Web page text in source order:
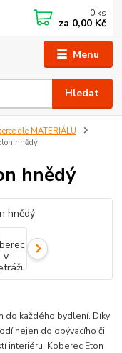
Menu
Hledat
0 ks
za 0,00 Kč
dle MATERIÁLU
hnědý
hnědý
do každého bydlení. Díky
nejen do obývacího či
interiéru. Koberec Eton